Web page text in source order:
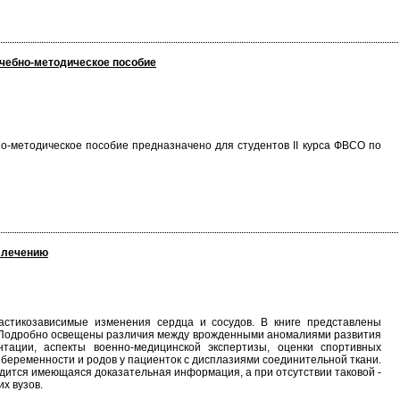
методическое пособие
пособие предназначено для студентов II курса ФВСО по
лечению
изменения сердца и сосудов. В книге представлены
освещены различия между врожденными аномалиями развития
аспекты военно-медицинской экспертизы, оценки спортивных
и родов у пациенток с дисплазиями соединительной ткани.
имеющаяся доказательная информация, а при отсутствии таковой -
вузов.